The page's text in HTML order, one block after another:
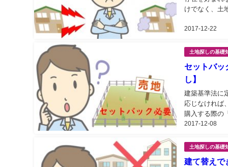
2017-12-22
けでなく、土
土地探しの基礎
セットバッ
し】
2017-12-08
建築基準法に
応じなければ
購入する際の
土地探しの基礎
建て替えで